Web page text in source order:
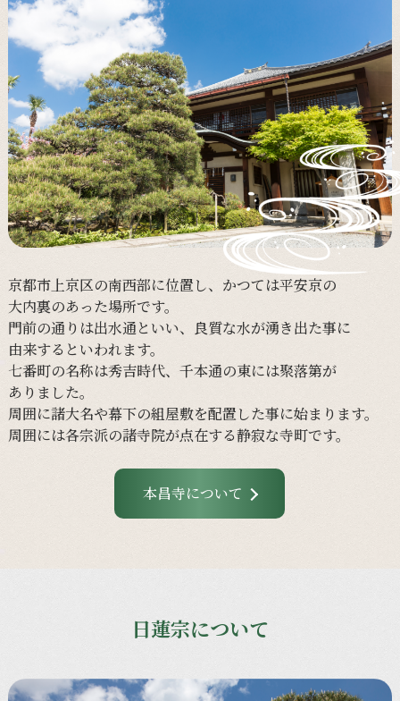
京都市上京区の南西部に位置し、 かつては平安京の
大内裏のあった場所です。
門前の通りは出水通といい、 良質な水が湧き出た事に
由来するといわれます。
七番町の名称は秀吉時代、 千本通の東には聚落第が
ありました。
周囲に諸大名や幕下の組屋敷を配置した事に始まります。
周囲には各宗派の諸寺院が点在する静寂な寺町です。
本昌寺について
日蓮宗について